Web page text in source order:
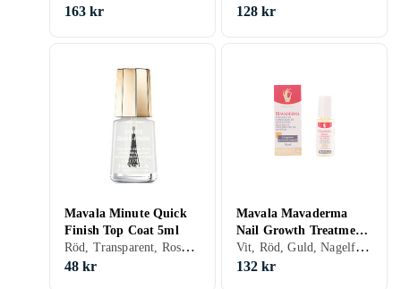
163 kr 128 kr
Mavala Minute Quick
Finish Top Coat 5ml
Röd, Transparent, Rosa, Nagellack, Snabbtorkning
48 kr
Mavala Mavaderma
Nail Growth Treatment
10ml
Vit, Röd, Guld, Nagelförstärkare, Snabbtorkning
132 kr